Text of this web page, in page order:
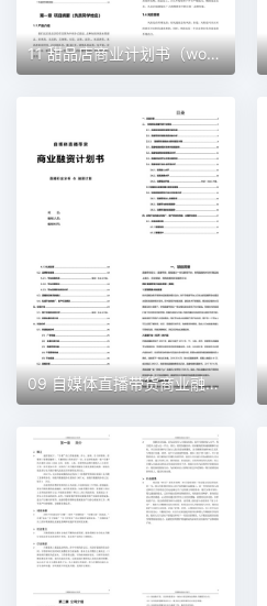
11 甜品店商业计划书（word+ppt配套）创业计划书word模板
09 自媒体直播带货商业融资计划书（word+ppt配套）创业计划书word模板